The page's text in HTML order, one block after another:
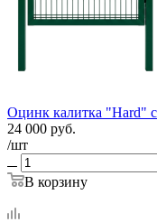
Оцинк калитка "Hard"
24 000 руб.
/шт
В корзину